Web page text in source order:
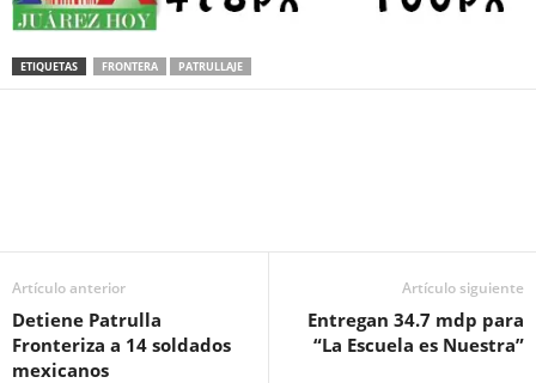
ETIQUETAS FRONTERA PATRULLAJE
Artículo anterior
Detiene Patrulla
Fronteriza a 14 soldados
mexicanos
Artículo siguiente
Entregan 34.7 mdp para
“La Escuela es Nuestra”